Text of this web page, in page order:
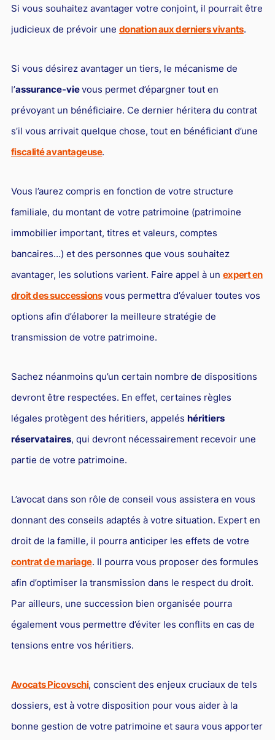
Si vous souhaitez avantager votre conjoint, il pourrait être
judicieux de prévoir une donation aux derniers vivants.
Si vous désirez avantager un tiers, le mécanisme de
l’assurance-vievous permet d’épargner tout en
prévoyant un bénéficiaire. Ce dernier héritera du contrat
s’il vous arrivait quelque chose, tout en bénéficiant d’une
fiscalité avantageuse.
Vous l’aurez compris en fonction de votre structure
familiale, du montant de votre patrimoine (patrimoine
immobilier important, titres et valeurs, comptes
bancaires…) et des personnes que vous souhaitez
avantager, les solutions varient. Faire appel à un expert en
droit des successionsvous permettra d’évaluer toutes vos
options afin d’élaborer la meilleure stratégie de
transmission de votre patrimoine.
Sachez néanmoins qu’un certain nombre de dispositions
devront être respectées. En effet, certaines règles
légales protègent des héritiers, appelés héritiers
réservataires, qui devront nécessairement recevoir une
partie de votre patrimoine.
L’avocat dans son rôle de conseil vous assistera en vous
donnant des conseils adaptés à votre situation. Expert en
droit de la famille, il pourra anticiper les effets de votre
contrat de mariage. Il pourra vous proposer des formules
afin d’optimiser la transmission dans le respect du droit.
Par ailleurs, une succession bien organisée pourra
également vous permettre d’éviter les conflits en cas de
tensions entre vos héritiers.
Avocats Picovschi, conscient des enjeux cruciaux de tels
dossiers, est à votre disposition pour vous aider à la
bonne gestion de votre patrimoine et saura vous apporter